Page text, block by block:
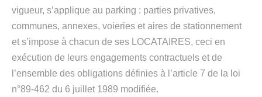
vigueur, s’applique au parking : parties privatives,
communes, annexes, voieries et aires de stationnement
et s’impose à chacun de ses LOCATAIRES, ceci en
exécution de leurs engagements contractuels et de
l’ensemble des obligations définies à l’article 7 de la loi
n°89-462 du 6 juillet 1989 modifiée.